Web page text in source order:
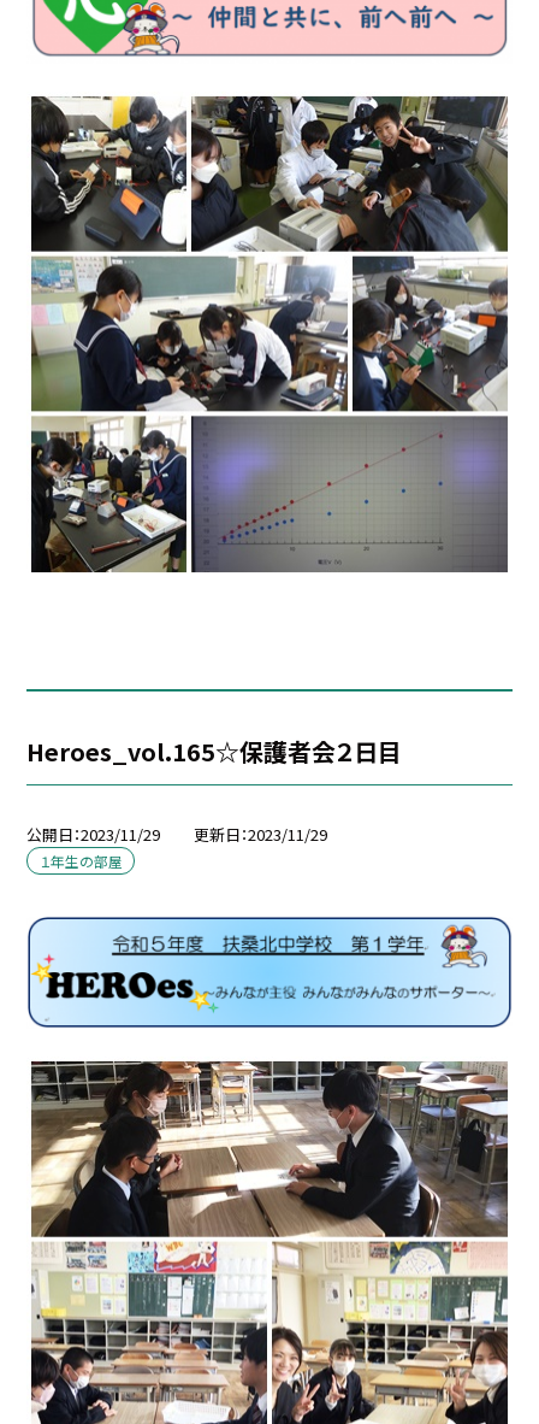
Heroes_vol.165☆保護者会２日目
公開日 2023/11/29 更新日 2023/11/29
１年生の部屋